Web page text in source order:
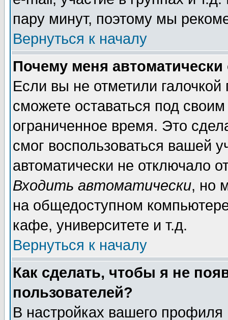
пару минут, поэтому мы
Вернуться к началу
Почему меня автоматически
Если вы не отметили галочкой
сможете оставаться под
ограниченное время. Это
смог воспользоваться вашей
автоматически не отключало
Входить автоматически, но
на общедоступном
кафе, университете и т.д.
Вернуться к началу
Как сделать, чтобы я не
пользователей?
В настройках вашего